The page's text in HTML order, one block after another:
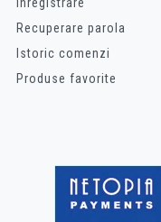
Inregistrare
Recuperare parola
Istoric comenzi
Produse favorite